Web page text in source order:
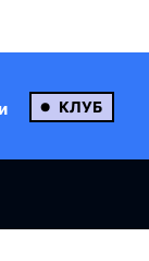
КЛУБ